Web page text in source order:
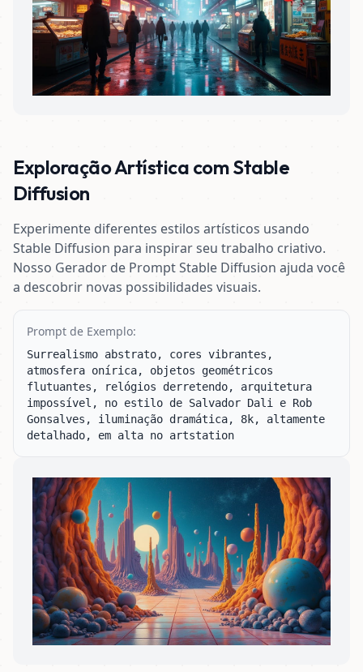
Exploração Artística com Stable
Diffusion
Experimente diferentes estilos artísticos usando
Stable Diffusion para inspirar seu trabalho criativo.
Nosso Gerador de Prompt Stable Diffusion ajuda você
a descobrir novas possibilidades visuais.
Prompt de Exemplo:
Surrealismo abstrato, cores vibrantes,
atmosfera onírica, objetos geométricos
flutuantes, relógios derretendo, arquitetura
impossível, no estilo de Salvador Dali e Rob
Gonsalves, iluminação dramática, 8k, altamente
detalhado, em alta no artstation